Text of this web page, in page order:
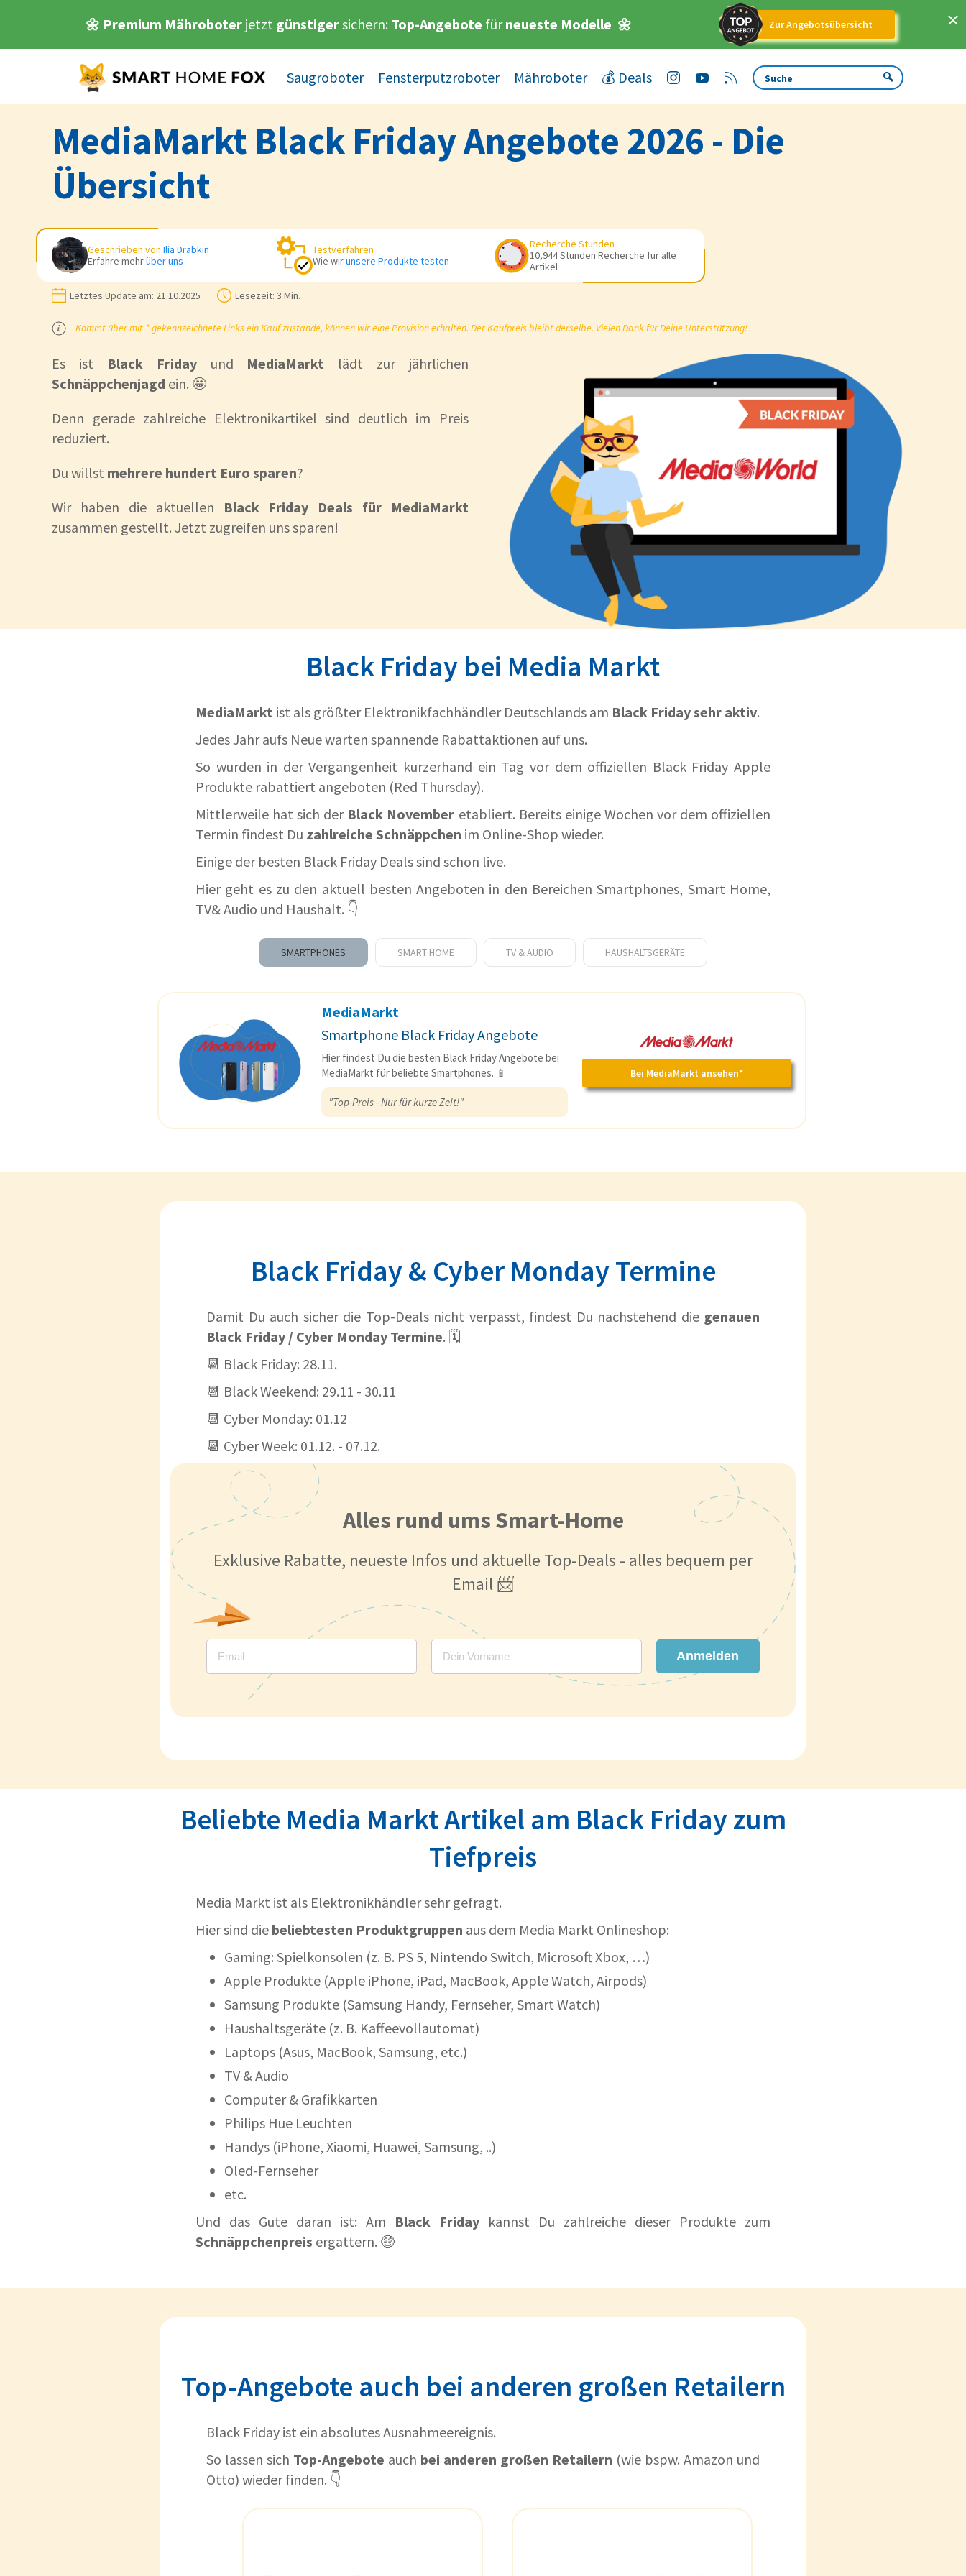
🌼 Premium Mähroboter jetzt günstigersichern: Top-Angebote fürneueste Modelle 🌼 Zur Angebotsübersicht
Saugroboter Fensterputzroboter Mähroboter 💰 Deals
MediaMarkt Black Friday Angebote 2026 - Die
Übersicht
Geschrieben von Ilia Drabkin
Erfahre mehrüber uns
Testverfahren
Wie wirunsere Produkte testen
Recherche Stunden
10,944 Stunden Recherche für alle
Artikel
Letztes Update am: 21.10.2025 Lesezeit: 3 Min.
Kommt über mit * gekennzeichnete Links ein Kauf zustande, können wir eine Provision erhalten. Der Kaufpreis bleibt derselbe. Vielen Dank für Deine Unterstützung!
Es ist Black Friday und MediaMarkt lädt zur jährlichen
Schnäppchenjagd ein. 🤩
Denn gerade zahlreiche Elektronikartikel sind deutlich im Preis
reduziert.
Du willst mehrere hundert Euro sparen?
Wir haben die aktuellen Black Friday Deals für MediaMarkt
zusammen gestellt. Jetzt zugreifen uns sparen!
Black Friday bei Media Markt
MediaMarkt ist als größter Elektronikfachhändler Deutschlands am Black Friday sehr aktiv.
Jedes Jahr aufs Neue warten spannende Rabattaktionen auf uns.
So wurden in der Vergangenheit kurzerhand ein Tag vor dem offiziellen Black Friday Apple
Produkte rabattiert angeboten (Red Thursday).
Mittlerweile hat sich der Black November etabliert. Bereits einige Wochen vor dem offiziellen
Termin findest Du zahlreiche Schnäppchen im Online-Shop wieder.
Einige der besten Black Friday Deals sind schon live.
Hier geht es zu den aktuell besten Angeboten in den Bereichen Smartphones, Smart Home,
TV& Audio und Haushalt. 👇
SMARTPHONES SMART HOME TV & AUDIO HAUSHALTSGERÄTE
MediaMarkt
Smartphone Black Friday Angebote
Hier findest Du die besten Black Friday Angebote bei
MediaMarkt für beliebte Smartphones. 📱
"Top-Preis - Nur für kurze Zeit!"
Bei MediaMarkt ansehen*
Black Friday & Cyber Monday Termine
Damit Du auch sicher die Top-Deals nicht verpasst, findest Du nachstehend die genauen
Black Friday / Cyber Monday Termine. 🗓️
📆 Black Friday: 28.11.
📆 Black Weekend: 29.11 - 30.11
📆 Cyber Monday: 01.12
📆 Cyber Week: 01.12. - 07.12.
Alles rund ums Smart-Home
Exklusive Rabatte, neueste Infos und aktuelle Top-Deals - alles bequem per
Email 📨
Anmelden
Beliebte Media Markt Artikel am Black Friday zum
Tiefpreis
Media Markt ist als Elektronikhändler sehr gefragt.
Hier sind die beliebtesten Produktgruppen aus dem Media Markt Onlineshop:
Gaming: Spielkonsolen (z. B. PS 5, Nintendo Switch, Microsoft Xbox, …)
Apple Produkte (Apple iPhone, iPad, MacBook, Apple Watch, Airpods)
Samsung Produkte (Samsung Handy, Fernseher, Smart Watch)
Haushaltsgeräte (z. B. Kaffeevollautomat)
Laptops (Asus, MacBook, Samsung, etc.)
TV & Audio
Computer & Grafikkarten
Philips Hue Leuchten
Handys (iPhone, Xiaomi, Huawei, Samsung, ..)
Oled-Fernseher
etc.
Und das Gute daran ist: Am Black Friday kannst Du zahlreiche dieser Produkte zum
Schnäppchenpreis ergattern. 🤑
Top-Angebote auch bei anderen großen Retailern
Black Friday ist ein absolutes Ausnahmeereignis.
So lassen sich Top-Angebote auch bei anderen großen Retailern (wie bspw. Amazon und
Otto) wieder finden. 👇